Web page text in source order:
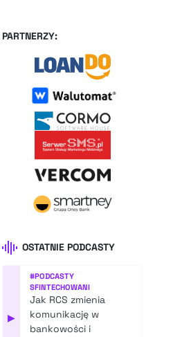
PARTNERZY:
OSTATNIE PODCASTY
▶
#PODCASTY
SFINTECHOWANI
Jak RCS zmienia
komunikację w
bankowości i